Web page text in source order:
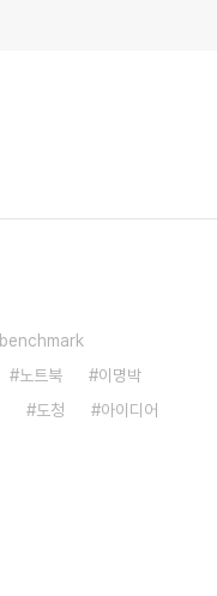
benchmark
노트북
이명박
도청
아이디어